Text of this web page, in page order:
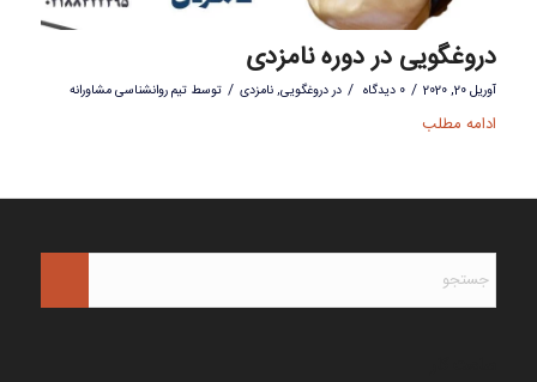
دروغگویی در دوره نامزدی
آوریل 20, 2020 / 0 دیدگاه / دردروغگویی,نامزدی / توسط تیم روانشناسی مشاورانه
ادامه مطلب